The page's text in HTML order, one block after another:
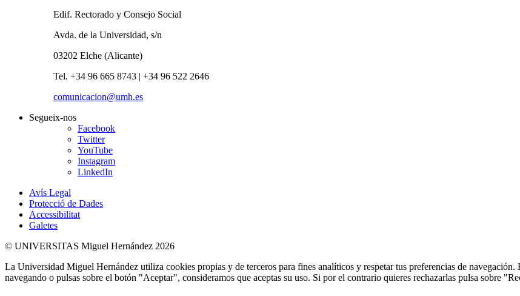
Edif. Rectorado y Consejo Social
Avda. de la Universidad, s/n
03202 Elche (Alicante)
Tel. +34 96 665 8743 | +34 96 522 2646
comunicacion@umh.es
Segueix-nos
Facebook
Twitter
YouTube
Instagram
LinkedIn
Avís Legal
Protecció de Dades
Accessibilitat
Galetes
© UNIVERSITAS Miguel Hernández 2026
La Universidad Miguel Hernández utiliza cookies propias y de terceros para fines analíticos y respetar tus preferencias de navegación.
navegando o pulsas sobre el botón "Aceptar", consideramos que aceptas su uso. Si por el contrario quieres rechazarlas pulsa sobre